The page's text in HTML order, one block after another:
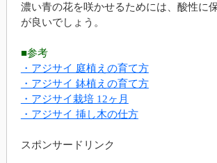
濃い青の花を咲かせるためには、酸性に
が良いでしょう。
■参考
・アジサイ 庭植えの育て方
・アジサイ 鉢植えの育て方
・アジサイ栽培 12ヶ月
・アジサイ 挿し木の仕方
スポンサードリンク